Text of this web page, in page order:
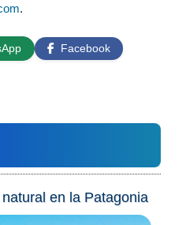
.
Facebook
en la Patagonia